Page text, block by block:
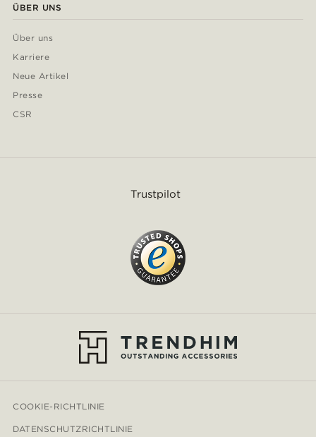
ÜBER UNS
Über uns
Karriere
Neue Artikel
Presse
CSR
Trustpilot
COOKIE-RICHTLINIE
DATENSCHUTZRICHTLINIE